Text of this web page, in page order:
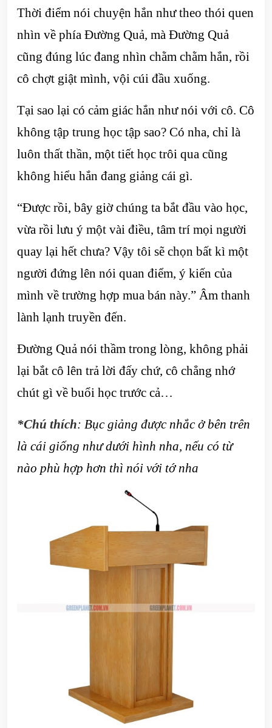
Thời điểm nói chuyện hắn như theo thói quen
nhìn về phía Đường Quả, mà Đường Quả
cũng đúng lúc đang nhìn chằm chằm hắn, rồi
cô chợt giật mình, vội cúi đầu xuống.
Tại sao lại có cảm giác hắn như nói với cô. Cô
không tập trung học tập sao? Có nha, chỉ là
luôn thất thần, một tiết học trôi qua cũng
không hiểu hắn đang giảng cái gì.
“Được rồi, bây giờ chúng ta bắt đầu vào học,
vừa rồi lưu ý một vài điều, tâm trí mọi người
quay lại hết chưa? Vậy tôi sẽ chọn bất kì một
người đứng lên nói quan điểm, ý kiến của
mình về trường hợp mua bán này.” Âm thanh
lành lạnh truyền đến.
Đường Quả nói thầm trong lòng, không phải
lại bắt cô lên trả lời đấy chứ, cô chẳng nhớ
chút gì về buổi học trước cả…
*Chú thích: Bục giảng được nhắc ở bên trên
là cái giống như dưới hình nha, nếu có từ
nào phù hợp hơn thì nói với tớ nha